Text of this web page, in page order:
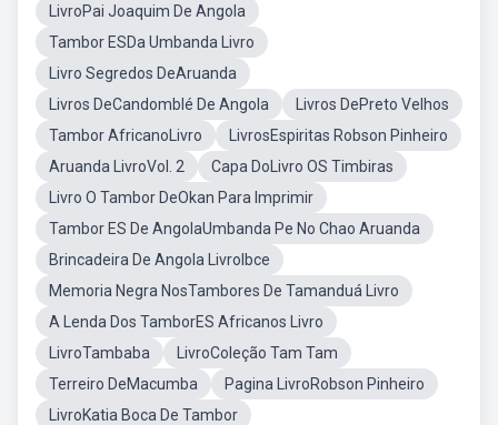
LivroPai Joaquim De Angola
Tambor ESDa Umbanda Livro
Livro Segredos DeAruanda
Livros DeCandomblé De Angola
Livros DePreto Velhos
Tambor AfricanoLivro
LivrosEspiritas Robson Pinheiro
Aruanda LivroVol. 2
Capa DoLivro OS Timbiras
Livro O Tambor DeOkan Para Imprimir
Tambor ES De AngolaUmbanda Pe No Chao Aruanda
Brincadeira De Angola LivroIbce
Memoria Negra NosTambores De Tamanduá Livro
A Lenda Dos TamborES Africanos Livro
LivroTambaba
LivroColeção Tam Tam
Terreiro DeMacumba
Pagina LivroRobson Pinheiro
LivroKatia Boca De Tambor